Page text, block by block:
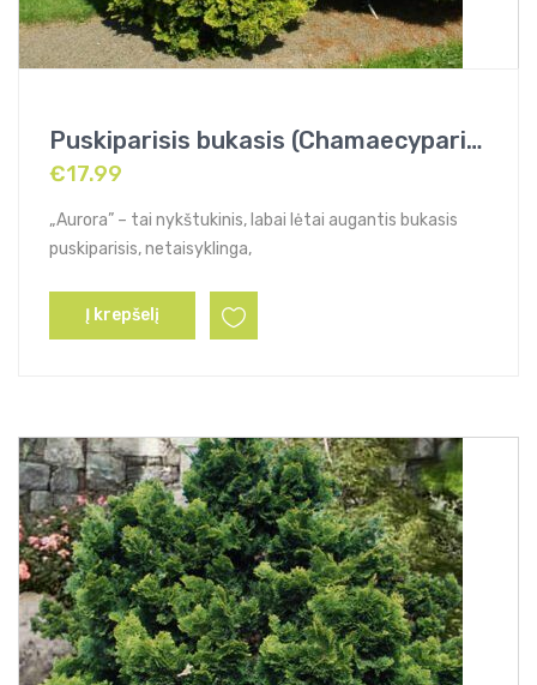
Puskiparisis bukasis (Chamaecyparis obtusa) „Aurora”
€17.99
„Aurora” – tai nykštukinis, labai lėtai augantis bukasis
puskiparisis, netaisyklinga,
Į krepšelį